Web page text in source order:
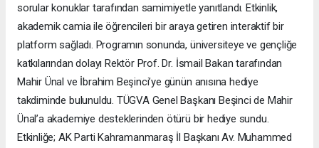
sorular konuklar tarafından samimiyetle yanıtlandı. Etkinlik,
akademik camia ile öğrencileri bir araya getiren interaktif bir
platform sağladı. Programın sonunda, üniversiteye ve gençliğe
katkılarından dolayı Rektör Prof. Dr. İsmail Bakan tarafından
Mahir Ünal ve İbrahim Beşinci’ye günün anısına hediye
takdiminde bulunuldu. TÜGVA Genel Başkanı Beşinci de Mahir
Ünal’a akademiye desteklerinden ötürü bir hediye sundu.
Etkinliğe; AK Parti Kahramanmaraş İl Başkanı Av. Muhammed